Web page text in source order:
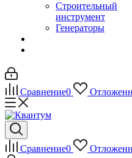
Строительный
инструмент
Генераторы
Сравнение0
Сравнение0